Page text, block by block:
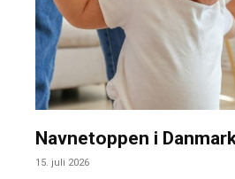
Navnetoppen i
15. juli 2026